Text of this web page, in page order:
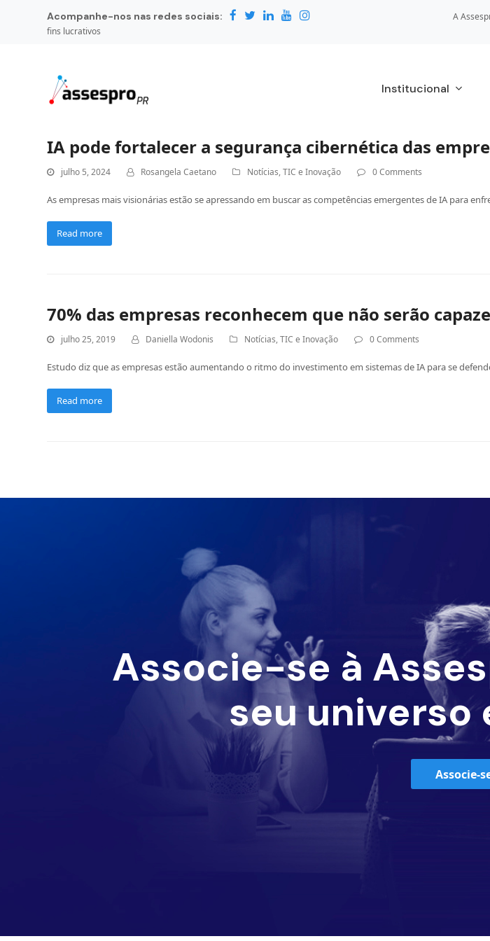
Acompanhe-nos nas redes sociais:
A
fins lucrativos
Institucional
IA pode fortalecer a segurança cibernética das
julho 5, 2024 Rosangela Caetano Notícias,TIC e Inovação 0 Comments
As empresas mais visionárias estão se apressando em buscar as competências emergentes de IA para
Read more
70% das empresas reconhecem que não serão
julho 25, 2019 Daniella Wodonis Notícias,TIC e Inovação 0 Comments
Estudo diz que as empresas estão aumentando o ritmo do investimento em sistemas de IA para se
Read more
Associe-se à
seu universo
Associe-